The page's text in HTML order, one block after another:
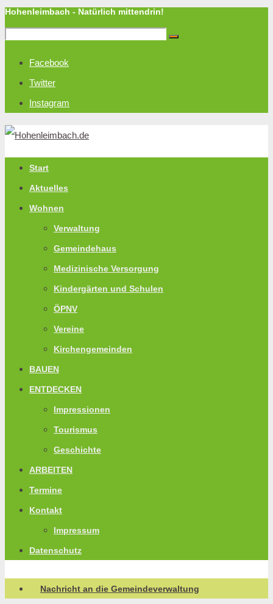
Hohenleimbach - Natürlich mittendrin!
Facebook
Twitter
Instagram
Start
Aktuelles
Wohnen
Verwaltung
Gemeindehaus
Medizinische Versorgung
Kindergärten und Schulen
ÖPNV
Vereine
Kirchengemeinden
BAUEN
ENTDECKEN
Impressionen
Tourismus
Geschichte
ARBEITEN
Termine
Kontakt
Impressum
Datenschutz
Nachricht an die Gemeindeverwaltung